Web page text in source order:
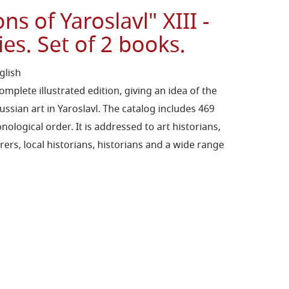
of Yaroslavl" XIII -
Set of 2 books.
illustrated edition, giving an idea of the
art in Yaroslavl. The catalog includes 469
order. It is addressed to art historians,
local historians, historians and a wide range